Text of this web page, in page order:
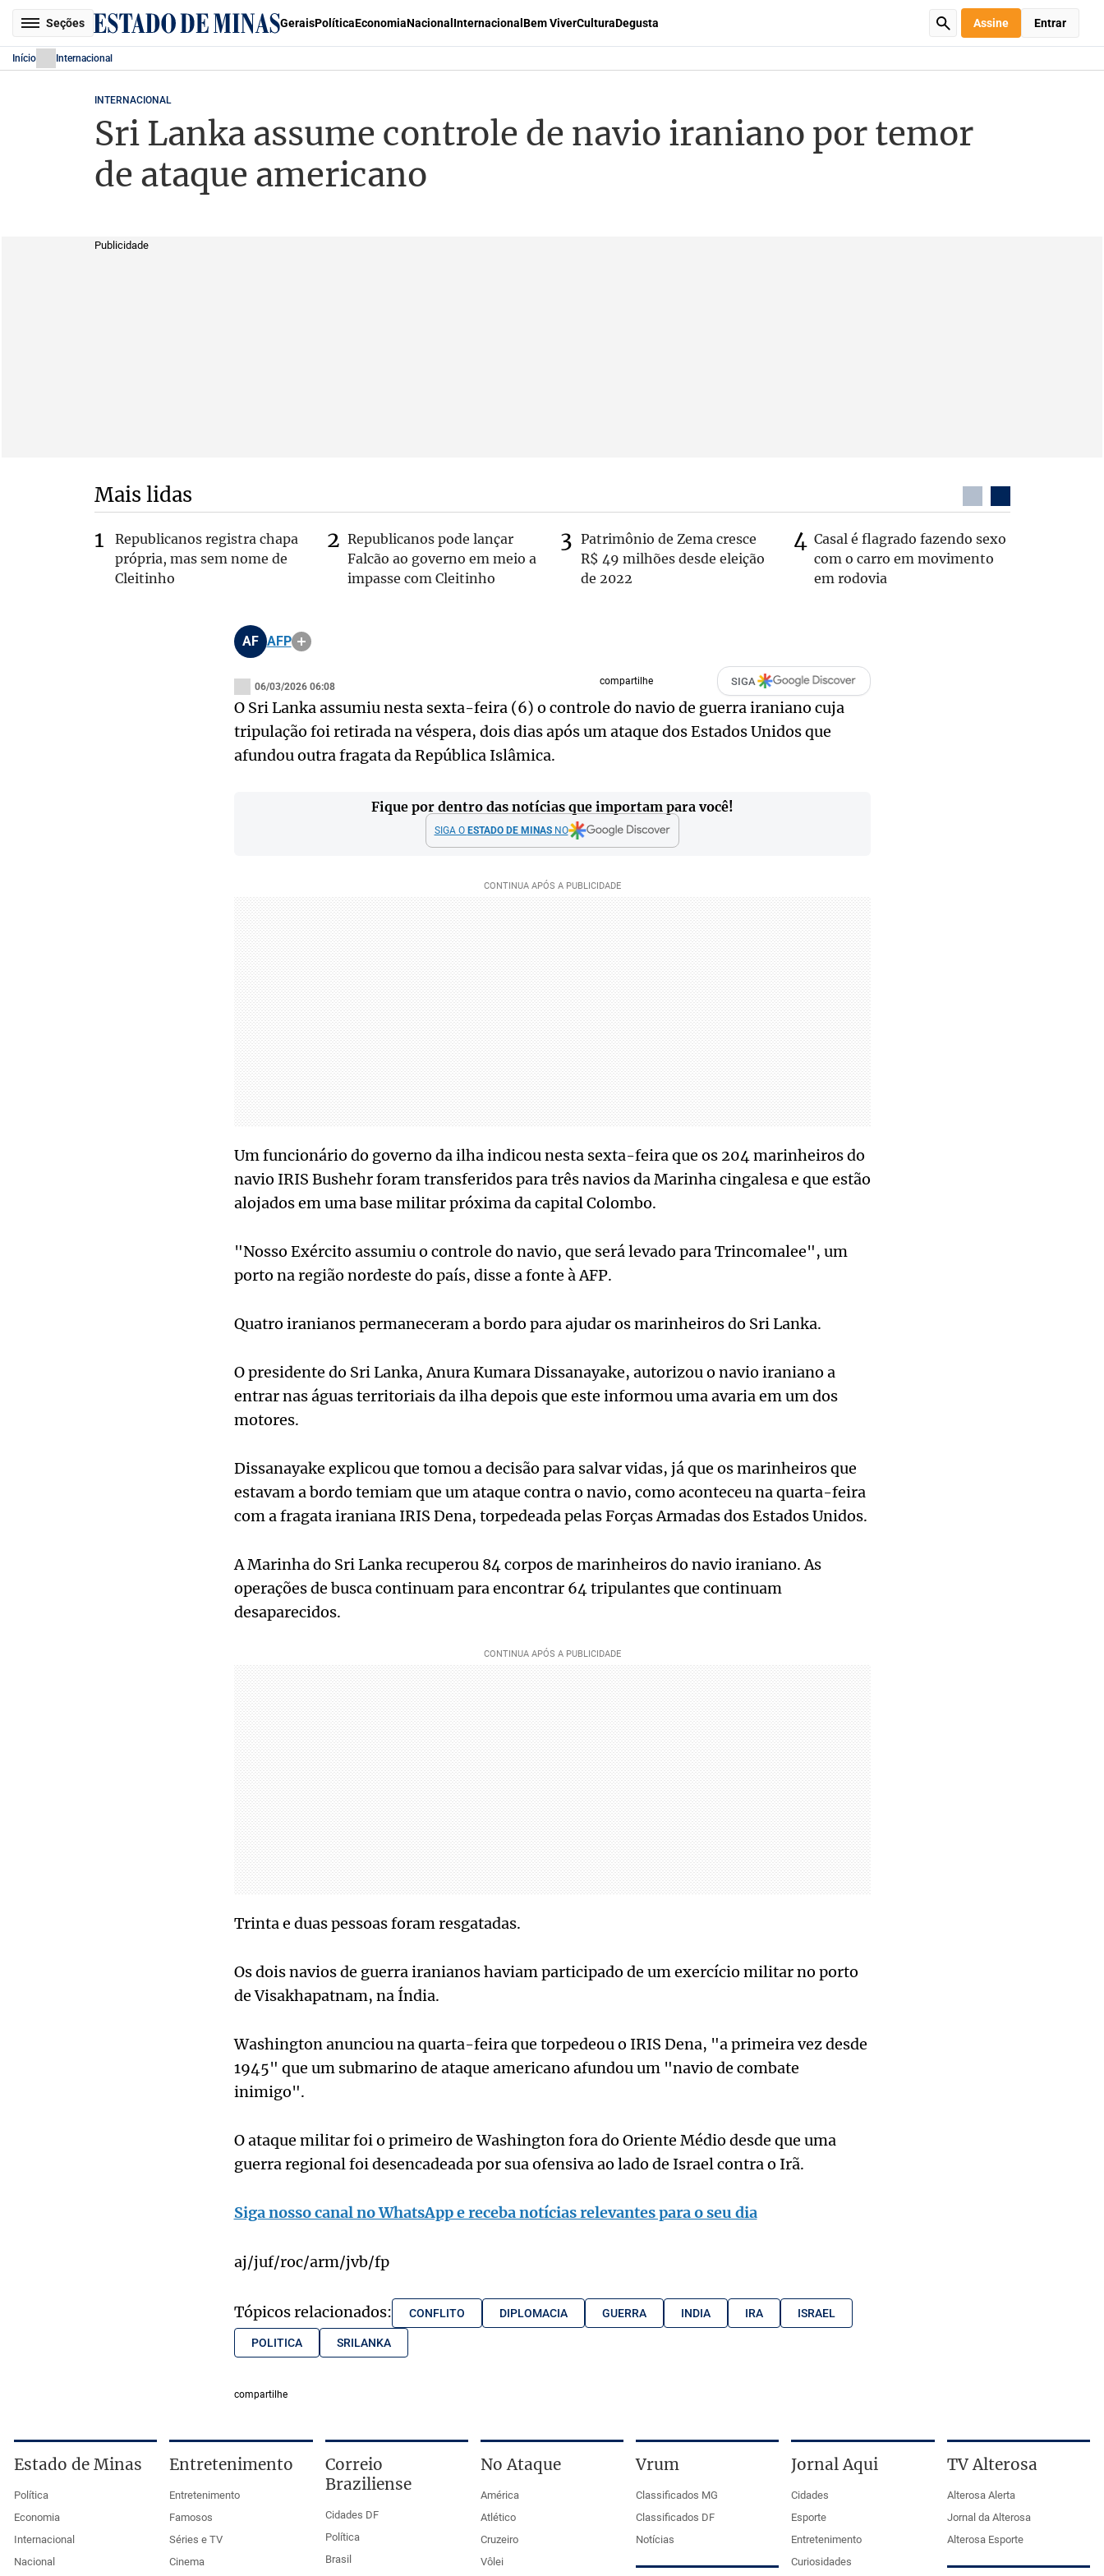
Seções GeraisPolíticaEconomiaNacional Internacional Bem ViverCulturaDegusta Assine Entrar
Início Internacional
INTERNACIONAL
Sri Lanka assume controle de navio iraniano por temor
de ataque americano
Publicidade
Mais lidas
Republicanos registra chapa
própria, mas sem nome de
Cleitinho
Republicanos pode lançar
Falcão ao governo em meio a
impasse com Cleitinho
Patrimônio de Zema cresce
R$ 49 milhões desde eleição
de 2022
Casal é flagrado fazendo sexo
com o carro em movimento
em rodovia
AF AFP
06/03/2026 06:08 compartilhe SIGA
O Sri Lanka assumiu nesta sexta-feira (6) o controle do navio de guerra iraniano cuja
tripulação foi retirada na véspera, dois dias após um ataque dos Estados Unidos que
afundou outra fragata da República Islâmica.
Fique por dentro das notícias que importam para você!
SIGA O ESTADO DE MINASNO
Um funcionário do governo da ilha indicou nesta sexta-feira que os 204 marinheiros do
navio IRIS Bushehr foram transferidos para três navios da Marinha cingalesa e que estão
alojados em uma base militar próxima da capital Colombo.
"Nosso Exército assumiu o controle do navio, que será levado para Trincomalee", um
porto na região nordeste do país, disse a fonte à AFP.
Quatro iranianos permaneceram a bordo para ajudar os marinheiros do Sri Lanka.
O presidente do Sri Lanka, Anura Kumara Dissanayake, autorizou o navio iraniano a
entrar nas águas territoriais da ilha depois que este informou uma avaria em um dos
motores.
Dissanayake explicou que tomou a decisão para salvar vidas, já que os marinheiros que
estavam a bordo temiam que um ataque contra o navio, como aconteceu na quarta-feira
com a fragata iraniana IRIS Dena, torpedeada pelas Forças Armadas dos Estados Unidos.
A Marinha do Sri Lanka recuperou 84 corpos de marinheiros do navio iraniano. As
operações de busca continuam para encontrar 64 tripulantes que continuam
desaparecidos.
Trinta e duas pessoas foram resgatadas.
Os dois navios de guerra iranianos haviam participado de um exercício militar no porto
de Visakhapatnam, na Índia.
Washington anunciou na quarta-feira que torpedeou o IRIS Dena, "a primeira vez desde
1945" que um submarino de ataque americano afundou um "navio de combate
inimigo".
O ataque militar foi o primeiro de Washington fora do Oriente Médio desde que uma
guerra regional foi desencadeada por sua ofensiva ao lado de Israel contra o Irã.
Siga nosso canal no WhatsApp e receba notícias relevantes para o seu dia
aj/juf/roc/arm/jvb/fp
Tópicos relacionados: CONFLITO DIPLOMACIA GUERRA INDIA IRA ISRAEL
POLITICA SRILANKA
compartilhe
Estado de Minas
Política
Economia
Internacional
Nacional
Entretenimento
Entretenimento
Famosos
Séries e TV
Cinema
Correio
Braziliense
Cidades DF
Política
Brasil
No Ataque
América
Atlético
Cruzeiro
Vôlei
Vrum
Classificados MG
Classificados DF
Notícias
Jornal Aqui
Cidades
Esporte
Entretenimento
Curiosidades
TV Alterosa
Alterosa Alerta
Jornal da Alterosa
Alterosa Esporte